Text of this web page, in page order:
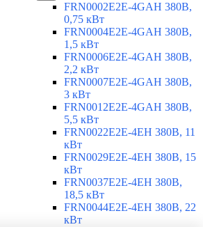
FRN0002E2E-4GAH 380В,
0,75 кВт
FRN0004E2E-4GAH 380В,
1,5 кВт
FRN0006E2E-4GAH 380В,
2,2 кВт
FRN0007E2E-4GAH 380В,
3 кВт
FRN0012E2E-4GAH 380В,
5,5 кВт
FRN0022E2E-4EH 380В, 11
кВт
FRN0029E2E-4EH 380В, 15
кВт
FRN0037E2E-4EH 380В,
18,5 кВт
FRN0044E2E-4EH 380В, 22
кВт